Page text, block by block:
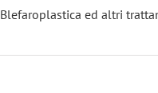
Blefaroplastica ed altri